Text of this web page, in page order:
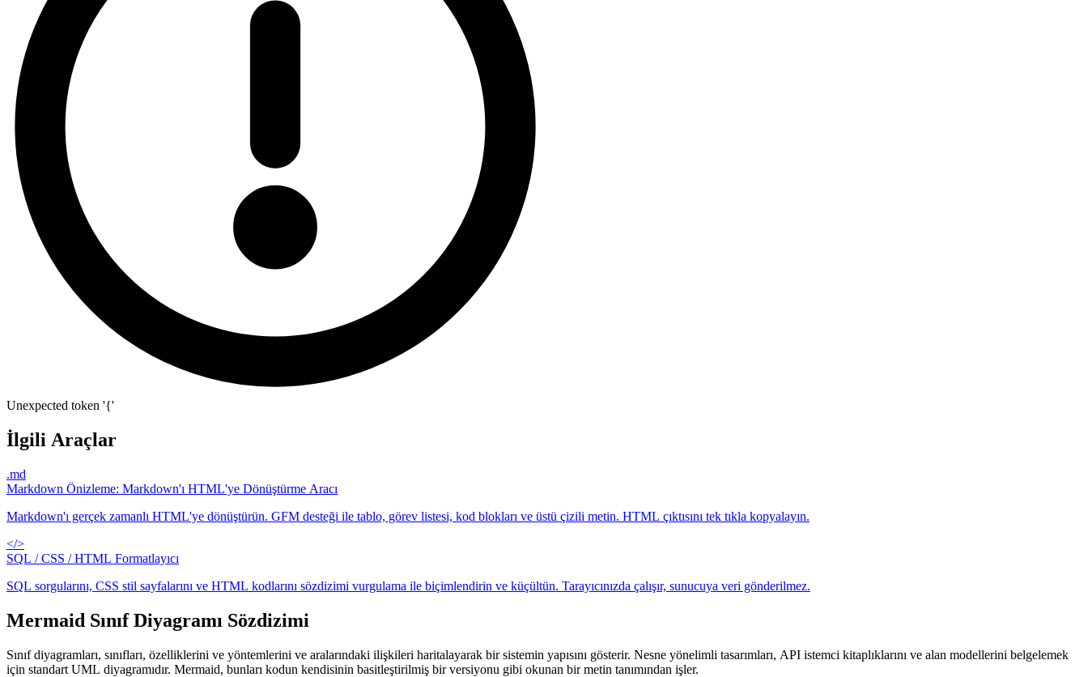
Unexpected token '{'
İlgili Araçlar
.md
Markdown Önizleme: Markdown'ı HTML'ye Dönüştürme Aracı
Markdown'ı gerçek zamanlı HTML'ye dönüştürün. GFM desteği ile tablo, görev listesi, kod blokları ve üstü çizili metin. HTML çıktısını tek tıkla kopyalayın.
</>
SQL / CSS / HTML Formatlayıcı
SQL sorgularını, CSS stil sayfalarını ve HTML kodlarını sözdizimi vurgulama ile biçimlendirin ve küçültün. Tarayıcınızda çalışır, sunucuya veri gönderilmez.
Mermaid Sınıf Diyagramı Sözdizimi
Sınıf diyagramları, sınıfları, özelliklerini ve yöntemlerini ve aralarındaki ilişkileri haritalayarak bir sistemin yapısını gösterir. Nesne yönelimli tasarımları, API istemci kitaplıklarını ve alan modellerini belgelemek
için standart UML diyagramıdır. Mermaid, bunları kodun kendisinin basitleştirilmiş bir versiyonu gibi okunan bir metin tanımından işler.